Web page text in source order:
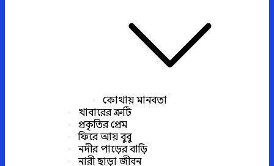
কোথায় মানবতা
খাবারের ত্রুটি
প্রকৃতির প্রেম
ফিরে আয় বুবু
নদীর পাড়ের বাড়ি
নারী ছাড়া জীবন